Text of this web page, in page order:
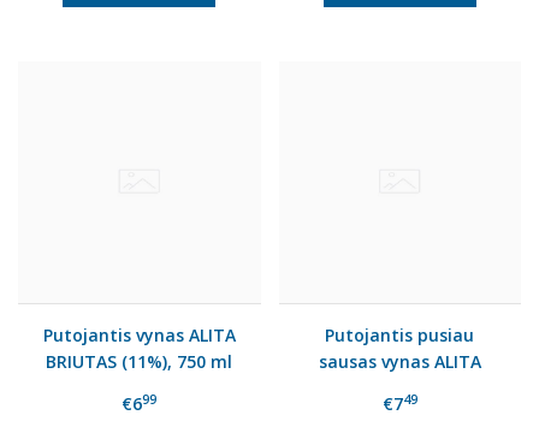
Putojantis vynas ALITA
BRIUTAS (11%), 750 ml
€699
Putojantis pusiau
sausas vynas ALITA
ml
€749